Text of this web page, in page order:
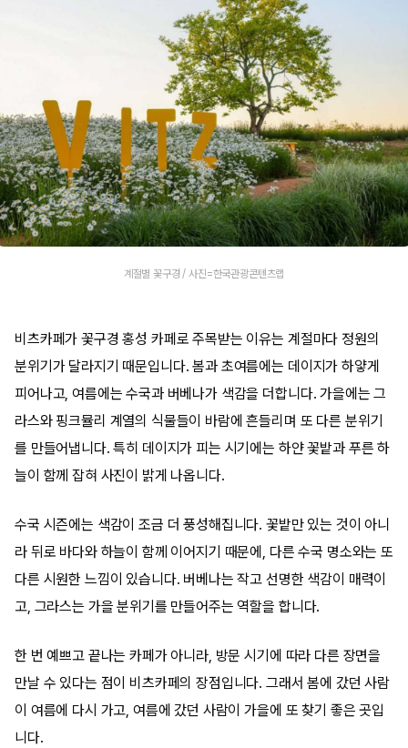
계절별 꽃구경 / 사진=한국관광콘텐츠랩
비츠카페가 꽃구경 홍성 카페로 주목받는 이유는 계절마다 정원의
분위기가 달라지기 때문입니다. 봄과 초여름에는 데이지가 하얗게
피어나고, 여름에는 수국과 버베나가 색감을 더합니다. 가을에는 그
라스와 핑크뮬리 계열의 식물들이 바람에 흔들리며 또 다른 분위기
를 만들어냅니다. 특히 데이지가 피는 시기에는 하얀 꽃밭과 푸른 하
늘이 함께 잡혀 사진이 밝게 나옵니다.
수국 시즌에는 색감이 조금 더 풍성해집니다. 꽃밭만 있는 것이 아니
라 뒤로 바다와 하늘이 함께 이어지기 때문에, 다른 수국 명소와는 또
다른 시원한 느낌이 있습니다. 버베나는 작고 선명한 색감이 매력이
고, 그라스는 가을 분위기를 만들어주는 역할을 합니다.
한 번 예쁘고 끝나는 카페가 아니라, 방문 시기에 따라 다른 장면을
만날 수 있다는 점이 비츠카페의 장점입니다. 그래서 봄에 갔던 사람
이 여름에 다시 가고, 여름에 갔던 사람이 가을에 또 찾기 좋은 곳입
니다.